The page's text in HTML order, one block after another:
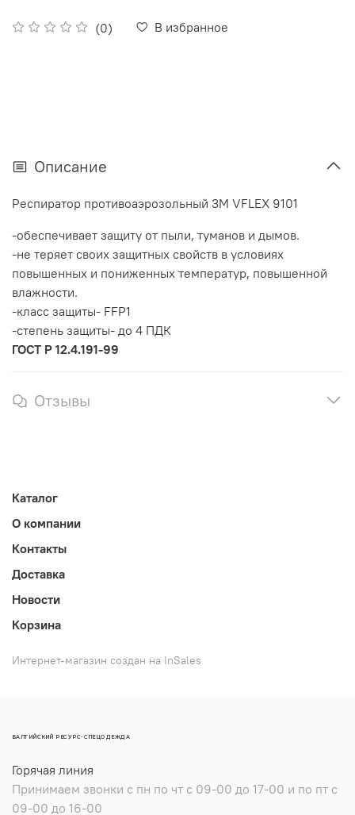
(0) В избранное
Описание
Респиратор противоаэрозольный 3М VFLEX 9101
-обеспечивает защиту от пыли, туманов и дымов.
-не теряет своих защитных свойств в условиях
повышенных и пониженных температур, повышенной
влажности.
-класс защиты- FFP1
-степень защиты- до 4 ПДК
ГОСТ P 12.4.191-99
Отзывы
Каталог
О компании
Контакты
Доставка
Новости
Корзина
Интернет-магазин создан на InSales
БАЛТИЙСКИЙ РЕСУРС-СПЕЦОДЕЖДА
Горячая линия
Принимаем звонки с пн по чт с 09-00 до 17-00 и по пт с
09-00 до 16-00